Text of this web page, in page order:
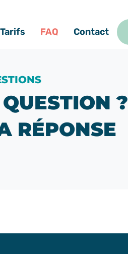
Tarifs FAQ Contact
?
RÉPONSE